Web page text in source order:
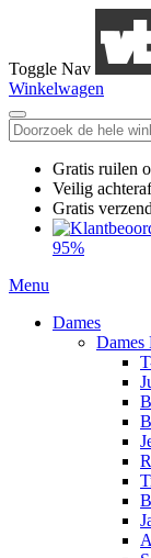
Toggle Nav
Winkelwagen
Gratis ruilen
Veilig
Gratis
95%
Menu
Dames
Dames